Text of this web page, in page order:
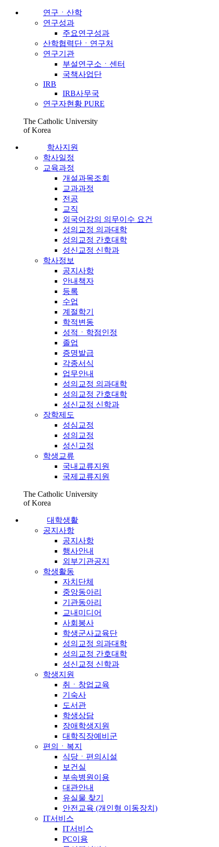
연구ㆍ산학
연구성과
주요연구성과
산학협력단ㆍ연구처
연구기관
부설연구소ㆍ센터
국책사업단
IRB
IRB사무국
연구자현황 PURE
The Catholic University
of Korea
학사지원
학사일정
교육과정
개설과목조회
교과과정
전공
교직
외국어강의 의무이수 요건
성의교정 의과대학
성의교정 간호대학
성신교정 신학과
학사정보
공지사항
안내책자
등록
수업
계절학기
학적변동
성적ㆍ학점인정
졸업
증명발급
각종서식
업무안내
성의교정 의과대학
성의교정 간호대학
성신교정 신학과
장학제도
성심교정
성의교정
성신교정
학생교류
국내교류지원
국제교류지원
The Catholic University
of Korea
대학생활
공지사항
공지사항
행사안내
외부기관공지
학생활동
자치단체
중앙동아리
기관동아리
교내미디어
사회봉사
학생군사교육단
성의교정 의과대학
성의교정 간호대학
성신교정 신학과
학생지원
취ㆍ창업교육
기숙사
도서관
학생상담
장애학생지원
대학직장예비군
편의ㆍ복지
식당ㆍ편의시설
보건실
부속병원이용
대관안내
유실물 찾기
안전교육 (개인형 이동장치)
IT서비스
IT서비스
PC이용